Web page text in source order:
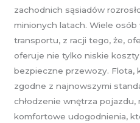
zachodnich sąsiadów
minionych latach. Wiele
transportu, z racji tego, że,
oferuje nie tylko niskie
bezpieczne przewozy. Flota,
zgodne z najnowszymi
chłodzenie wnętrza
komfortowe udogodnienia,